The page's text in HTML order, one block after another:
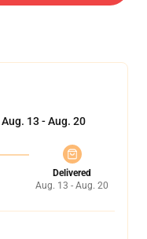
Aug. 13 - Aug. 20
Delivered
Aug. 13 - Aug. 20